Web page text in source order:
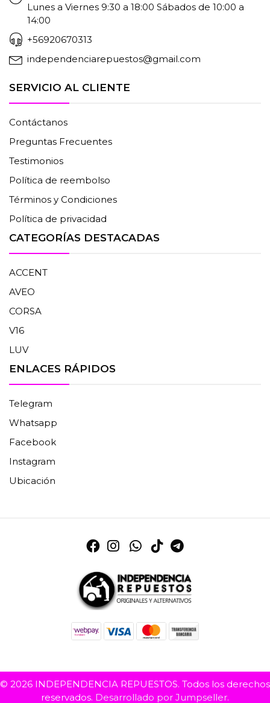
Lunes a Viernes 9:30 a 18:00 Sábados de 10:00 a
14:00
+56920670313
independenciarepuestos@gmail.com
SERVICIO AL CLIENTE
Contáctanos
Preguntas Frecuentes
Testimonios
Política de reembolso
Términos y Condiciones
Política de privacidad
CATEGORÍAS DESTACADAS
ACCENT
AVEO
CORSA
V16
LUV
ENLACES RÁPIDOS
Telegram
Whatsapp
Facebook
Instagram
Ubicación
© 2026 INDEPENDENCIA REPUESTOS. Todos los derechos
reservados. Desarrollado por Jumpseller.